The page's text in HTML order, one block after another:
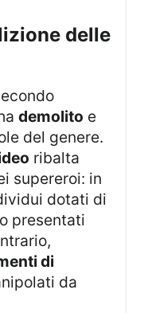
demolito e
del genere.
ribalta
supereroi: in
dotati di
presentati
di
da